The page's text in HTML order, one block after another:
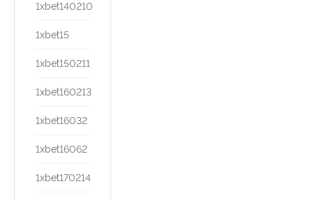
1xbet140210
1xbet15
1xbet150211
1xbet160213
1xbet16032
1xbet16062
1xbet170214